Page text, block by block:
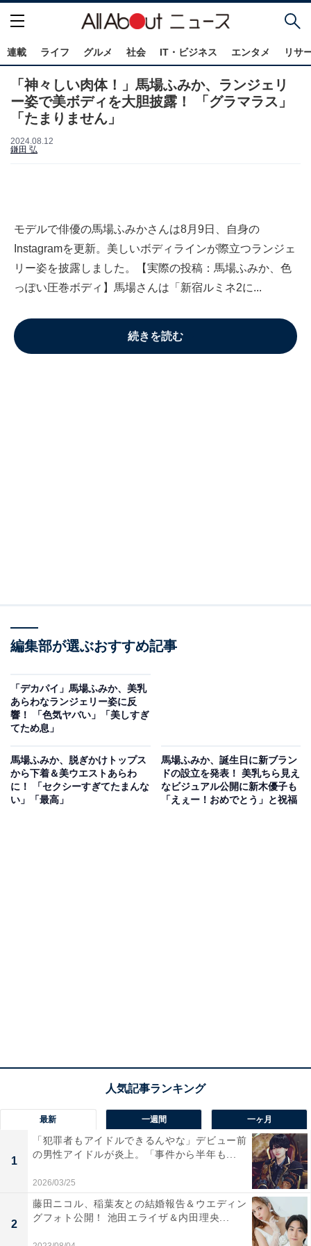
連載 ライフ グルメ 社会 IT・ビジネス エンタメ リサ
「神々しい肉体！」馬場ふみか、ランジェリ
ー姿で美ボディを大胆披露！ 「グラマラス」
「たまりません」
2024.08.12
鎌田 弘
モデルで俳優の馬場ふみかさんは8月9日、自身の
Instagramを更新。美しいボディラインが際立つランジェ
リー姿を披露しました。【実際の投稿：馬場ふみか、色
っぽい圧巻ボディ】馬場さんは「新宿ルミネ2に...
続きを読む
編集部が選ぶおすすめ記事
「デカパイ」馬場ふみか、美乳
あらわなランジェリー姿に反
響！ 「色気ヤバい」「美しすぎ
てため息」
馬場ふみか、脱ぎかけトップス
から下着＆美ウエストあらわ
に！ 「セクシーすぎてたまんな
い」「最高」
馬場ふみか、誕生日に新ブラン
ドの設立を発表！ 美乳ちら見え
なビジュアル公開に新木優子も
「えぇー！おめでとう」と祝福
最新 一週間 一ヶ月
1
「犯罪者もアイドルできるんやな」デビュー前
の男性アイドルが炎上。「事件から半年も...
2026/03/25
2
藤田ニコル、稲葉友との結婚報告＆ウエディン
グフォト公開！ 池田エライザ＆内田理央...